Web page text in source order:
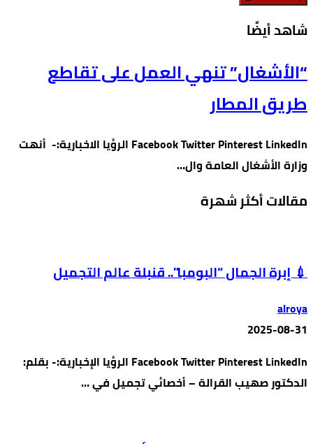
‫شاهد أيضًا‬
“الأشغال” تنهي العمل على تقاطع
طريق المطار
Facebook Twitter Pinterest LinkedIn الرؤيا الاخبارية:- أنهت
وزارة الأشغال العامة وال…
مقالات أكثر شهرة
💉 إبرة الجمال “البومبا”.. قنبلة عالم التجميل
alroya
2025-08-31
Facebook Twitter Pinterest LinkedIn الرؤيا الإخبارية:- بقلم:
الدكتور صهيب القرالة – أخصائي تجميل في …